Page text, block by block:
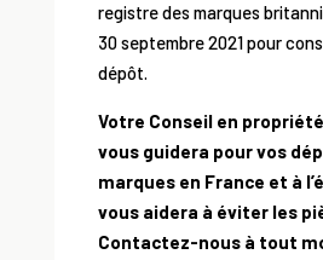
registre des marques
30 septembre 2021 pour
dépôt.
Votre Conseil en
vous guidera pour vos
marques en France et à
vous aidera à éviter les
Contactez-nous à tout